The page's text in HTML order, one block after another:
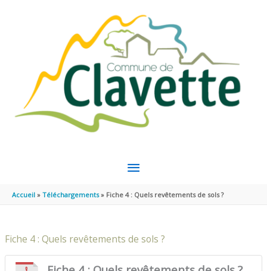
MENU
PRINCIPAL
Accueil Téléchargements Fiche 4 : Quels revêtements de sols ?
Fiche 4 : Quels revêtements de sols ?